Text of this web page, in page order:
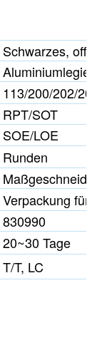
Schwarzes,
113/200/202/
RPT/SOT
SOE/LOE
Runden
Verpackung für
830990
20~30 Tage
T/T, LC